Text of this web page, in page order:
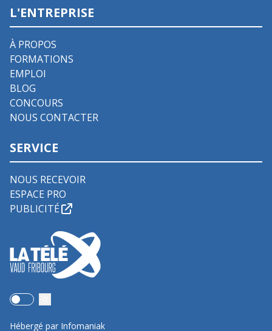
L'ENTREPRISE
À PROPOS
FORMATIONS
EMPLOI
BLOG
CONCOURS
NOUS CONTACTER
SERVICE
NOUS RECEVOIR
ESPACE PRO
PUBLICITÉ
Use setting
Hébergé par Infomaniak